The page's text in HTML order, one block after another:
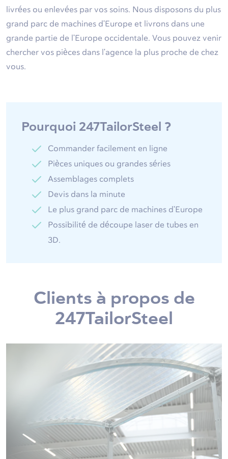
livrées ou enlevées par vos soins. Nous disposons du plus
grand parc de machines d'Europe et livrons dans une
grande partie de l'Europe occidentale. Vous pouvez venir
chercher vos pièces dans l'agence la plus proche de chez
vous.
Pourquoi 247TailorSteel ?
Commander facilement en ligne
Pièces uniques ou grandes séries
Assemblages complets
Devis dans la minute
Le plus grand parc de machines d'Europe
Possibilité de découpe laser de tubes en
3D.
Clients à propos de
247TailorSteel